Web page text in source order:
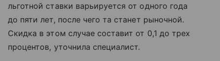
льготной ставки варьируется от одного года
до пяти лет, после чего та станет рыночной.
Скидка в этом случае составит от 0,1 до трех
процентов, уточнила специалист.